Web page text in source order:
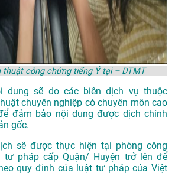
thuật công chứng tiếng Ý tại – DTMT
dung sẽ do các biên dịch vụ thuộc
chuyên nghiệp có chuyên môn cao
đảm bảo nội dung được dịch chính
gốc.
sẽ được thực hiện tại phòng công
tư pháp cấp Quận/ Huyện trở lên để
quy đinh của luật tư pháp của Việt